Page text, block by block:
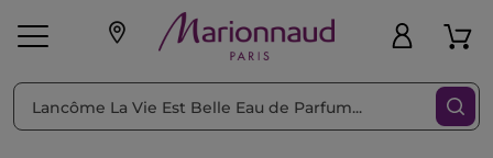
Triediť podľa Filtrovať